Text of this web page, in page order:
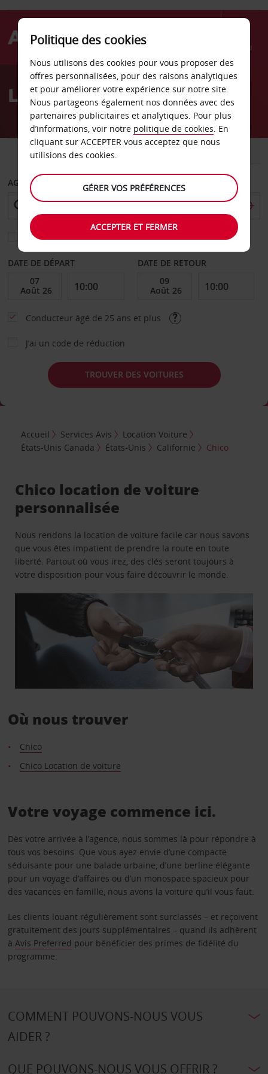
Menu
AvisLocation de voiture Chico
VOITURE UTILITAIRE
AGENCE DE DÉPART
Sélectionnez une autre agence de retour
DATE DE DÉPART DATE DE RETOUR
Conducteur âgé de 25 ans et plus
J’ai un code de réduction
TROUVER DES VOITURES
Accueil Services Avis
Location Voiture
États-Unis Canada
États-Unis Californie Chico
Chico location de voiture
personnalisée
Nous rendons la location de voiture facile car nous savons
que vous êtes impatient de prendre la route en toute
liberté. Partout où vous irez, des clés seront toujours à
votre disposition pour vous faire découvrir le monde.
Où nous trouver
Chico
Chico Location de voiture
Votre voyage commence ici.
Dès votre arrivée à l’agence, nous sommes là pour répondre à
tous vos besoins. Que vous ayez envie d’une compacte
séduisante pour une balade urbaine, d’une berline élégante
pour un voyage d’affaires ou d’un monospace spacieux pour
des vacances en famille, nous avons la voiture qu’il vous faut.
Les clients louant régulièrement sont surclassés – et reçoivent
gratuitement des jours supplémentaires – quand ils adhèrent
à Avis Preferred pour bénéficier des primes de fidélité du
programme.
COMMENT POUVONS-NOUS VOUS
AIDER ?
QUE POUVONS-NOUS VOUS OFFRIR ?
Politique des cookies
Nous utilisons des cookies pour vous proposer des
offres personnalisées, pour des raisons analytiques
et pour améliorer votre expérience sur notre site.
Nous partageons également nos données avec des
partenaires publicitaires et analytiques. Pour plus
d’informations, voir notre politique de cookies. En
cliquant sur ACCEPTER vous acceptez que nous
utilisions des cookies.
GÉRER VOS PRÉFÉRENCES
ACCEPTER ET FERMER